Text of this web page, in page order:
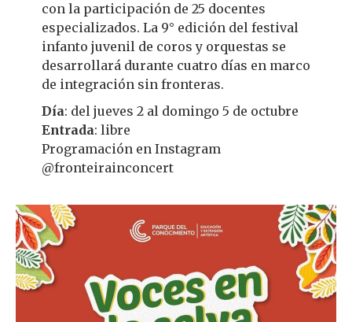
con la participación de 25 docentes
especializados. La 9° edición del festival
infanto juvenil de coros y orquestas se
desarrollará durante cuatro días en marco
de integración sin fronteras.
Día: del jueves 2 al domingo 5 de octubre
Entrada: libre
Programación en Instagram
@fronteirainconcert